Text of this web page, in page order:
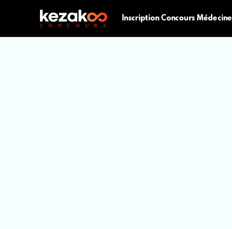
Inscription Concours Médecine